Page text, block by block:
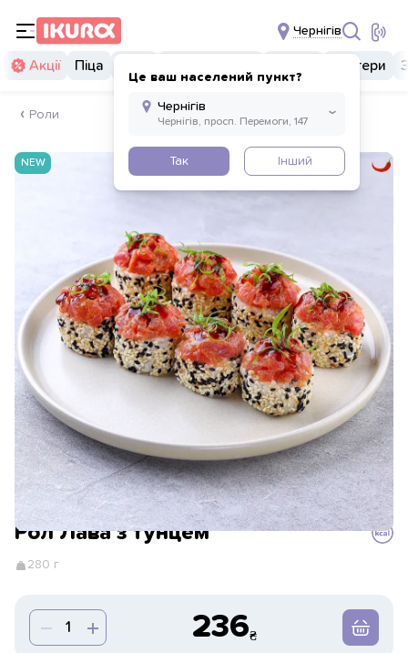
Чернігів
Це ваш населений пункт?
Так Інший
Акції Піца Бургери
Роли
NEW
Рол Лава з тунцем
280 г
236